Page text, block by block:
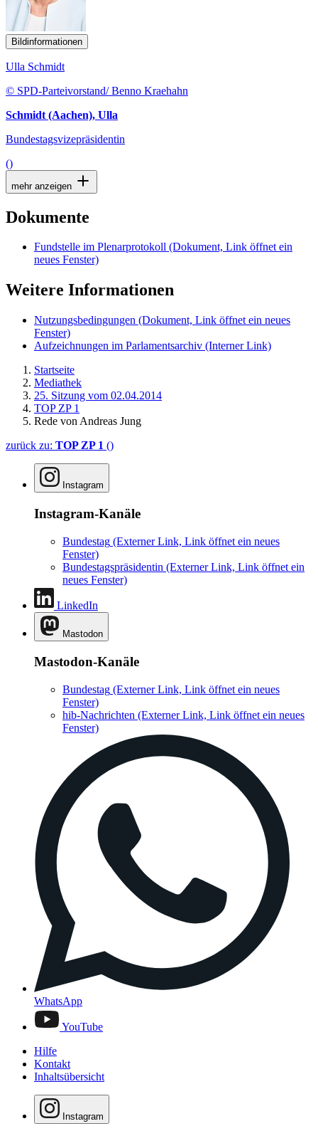
Bildinformationen
Ulla Schmidt
© SPD-Parteivorstand/ Benno Kraehahn
Schmidt (Aachen), Ulla
Bundestagsvizepräsidentin
()
mehr anzeigen
Dokumente
Fundstelle im Plenarprotokoll (Dokument, Link öffnet ein
neues Fenster)
Weitere Informationen
Nutzungsbedingungen (Dokument, Link öffnet ein neues
Fenster)
Aufzeichnungen im Parlamentsarchiv (Interner Link)
Startseite
Mediathek
25. Sitzung vom 02.04.2014
TOP ZP 1
Rede von Andreas Jung
zurück zu: TOP ZP 1 ()
Instagram
Instagram-Kanäle
Bundestag (Externer Link, Link öffnet ein neues
Fenster)
Bundestagspräsidentin (Externer Link, Link öffnet ein
neues Fenster)
LinkedIn
Mastodon
Mastodon-Kanäle
Bundestag (Externer Link, Link öffnet ein neues
Fenster)
hib-Nachrichten (Externer Link, Link öffnet ein neues
Fenster)
WhatsApp
YouTube
Hilfe
Kontakt
Inhaltsübersicht
Instagram